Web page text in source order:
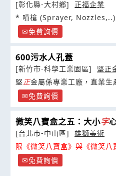
[彰化縣-大村鄉]
正福企業
* 噴槍 (Sprayer,
免費詢價
600污水人孔蓋
[新竹市-科學工業園區]
堅正
堅正金屬係專業工廠，直業
水閥盒、消防栓盒、鑄鐵蓋、
免費詢價
微笑八寶盒之五：大小字
[台北市-中山區]
雄獅美術
限《微笑八寶盒》與《微笑八
免費詢價